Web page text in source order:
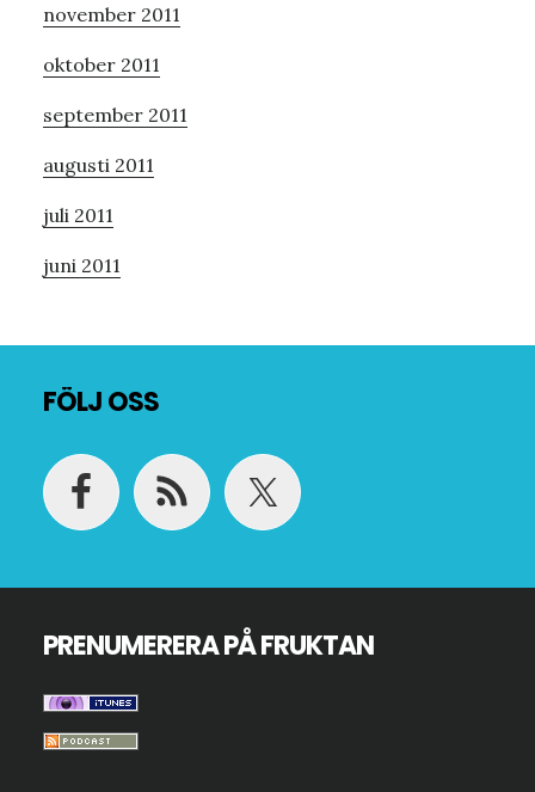
november 2011
oktober 2011
september 2011
augusti 2011
juli 2011
juni 2011
FÖLJ OSS
PRENUMERERA PÅ FRUKTAN